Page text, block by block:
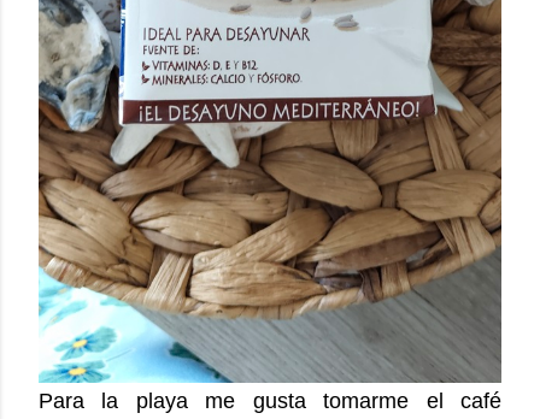
Para la playa me gusta tomarme el café